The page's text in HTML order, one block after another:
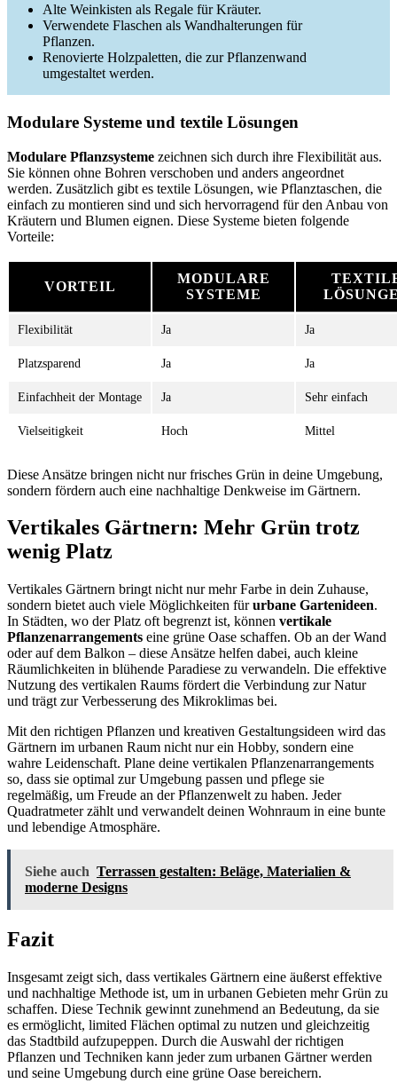
Alte Weinkisten als Regale für Kräuter.
Verwendete Flaschen als Wandhalterungen für
Pflanzen.
Renovierte Holzpaletten, die zur Pflanzenwand
umgestaltet werden.
Modulare Systeme und textile Lösungen
Modulare Pflanzsysteme zeichnen sich durch ihre Flexibilität aus.
Sie können ohne Bohren verschoben und anders angeordnet
werden. Zusätzlich gibt es textile Lösungen, wie Pflanztaschen, die
einfach zu montieren sind und sich hervorragend für den Anbau von
Kräutern und Blumen eignen. Diese Systeme bieten folgende
Vorteile:
VORTEIL
MODULARE
SYSTEME
Flexibilität Ja Ja
Platzsparend Ja Ja
Einfachheit der Montage Ja Sehr einfach
Vielseitigkeit Hoch Mittel
Diese Ansätze bringen nicht nur frisches Grün in deine Umgebung,
sondern fördern auch eine nachhaltige Denkweise im Gärtnern.
Vertikales Gärtnern: Mehr Grün trotz
wenig Platz
Vertikales Gärtnern bringt nicht nur mehr Farbe in dein Zuhause,
sondern bietet auch viele Möglichkeiten fürurbane Gartenideen.
In Städten, wo der Platz oft begrenzt ist, können vertikale
Pflanzenarrangements eine grüne Oase schaffen. Ob an der Wand
oder auf dem Balkon – diese Ansätze helfen dabei, auch kleine
Räumlichkeiten in blühende Paradiese zu verwandeln. Die effektive
Nutzung des vertikalen Raums fördert die Verbindung zur Natur
und trägt zur Verbesserung des Mikroklimas bei.
Mit den richtigen Pflanzen und kreativen Gestaltungsideen wird das
Gärtnern im urbanen Raum nicht nur ein Hobby, sondern eine
wahre Leidenschaft. Plane deine vertikalen Pflanzenarrangements
so, dass sie optimal zur Umgebung passen und pflege sie
regelmäßig, um Freude an der Pflanzenwelt zu haben. Jeder
Quadratmeter zählt und verwandelt deinen Wohnraum in eine bunte
und lebendige Atmosphäre.
Siehe auch Terrassen gestalten: Beläge, Materialien &
moderne Designs
Fazit
Insgesamt zeigt sich, dass vertikales Gärtnern eine äußerst effektive
und nachhaltige Methode ist, um in urbanen Gebieten mehr Grün zu
schaffen. Diese Technik gewinnt zunehmend an Bedeutung, da sie
es ermöglicht, limited Flächen optimal zu nutzen und gleichzeitig
das Stadtbild aufzupeppen. Durch die Auswahl der richtigen
Pflanzen und Techniken kann jeder zum urbanen Gärtner werden
und seine Umgebung durch eine grüne Oase bereichern.